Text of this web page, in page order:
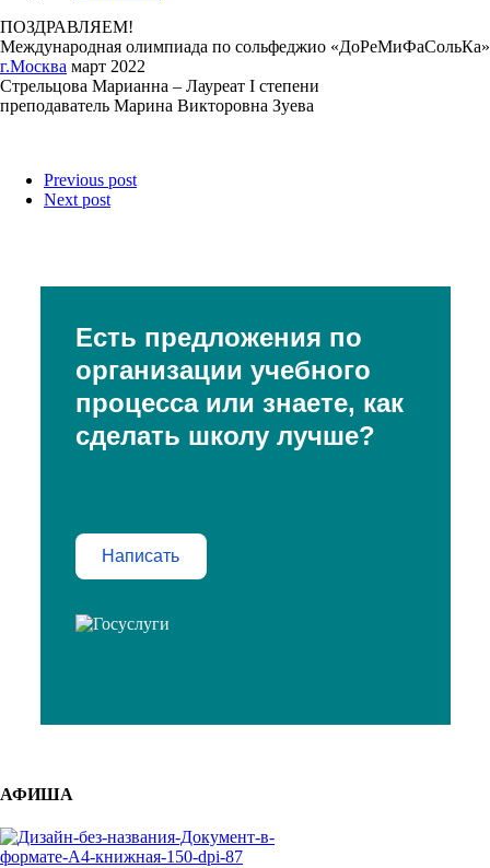
ПОЗДРАВЛЯЕМ!
Международная олимпиада по сольфеджио «ДоРеМиФаСольКа»
г.Москва март 2022
Стрельцова Марианна – Лауреат I степени
преподаватель Марина Викторовна Зуева
Previous post
Next post
Есть предложения по
организации учебного
процесса или знаете, как
сделать школу лучше?
Написать
АФИША